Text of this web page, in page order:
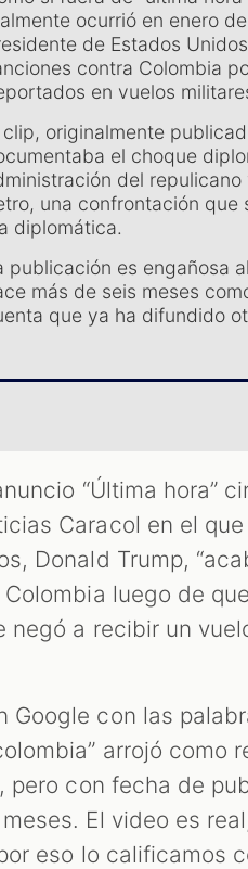
ocurrió en enero
de Estados
contra Colombia
en vuelos
clip, originalmente
el choque
del
una confrontación que
diplomática.
publicación es engañosa
más de seis meses
que ya ha difundido
“Última hora”
Caracol en el
Donald Trump,
luego de
negó a recibir un
Google con las
arrojó como
, pero con fecha de
El video es
eso lo calificamos